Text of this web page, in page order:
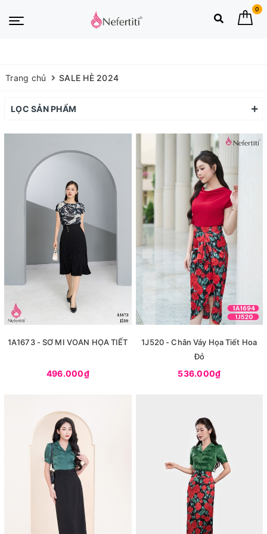
0
Trang chủ SALE HÈ 2024
LỌC SẢN PHẨM
1A1673 - SƠ MI VOAN HỌA TIẾT
496.000₫
1J520 - Chân Váy Họa Tiết Hoa
Đỏ
536.000₫